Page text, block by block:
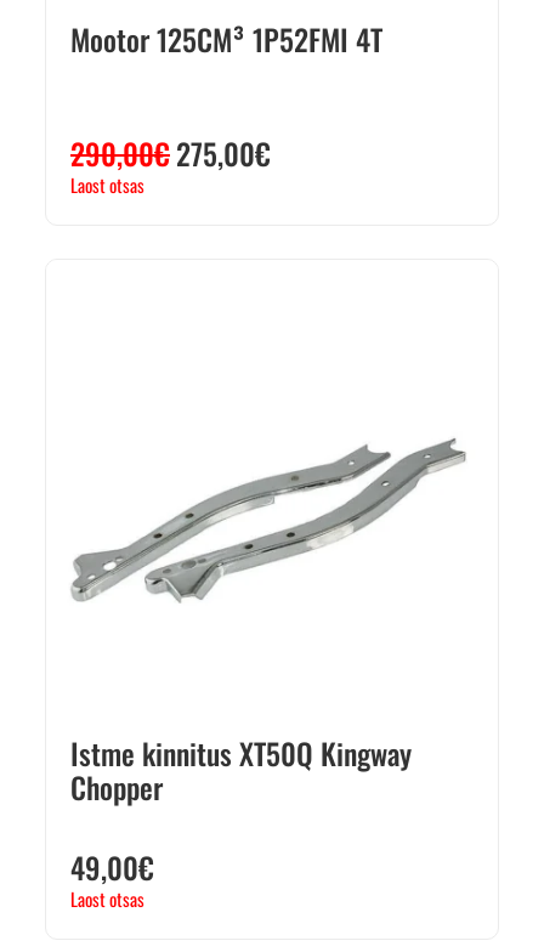
Mootor 125CM³ 1P52FMI 4T
290,00€275,00€
Laost otsas
Istme kinnitus XT50Q Kingway
Chopper
49,00€
Laost otsas